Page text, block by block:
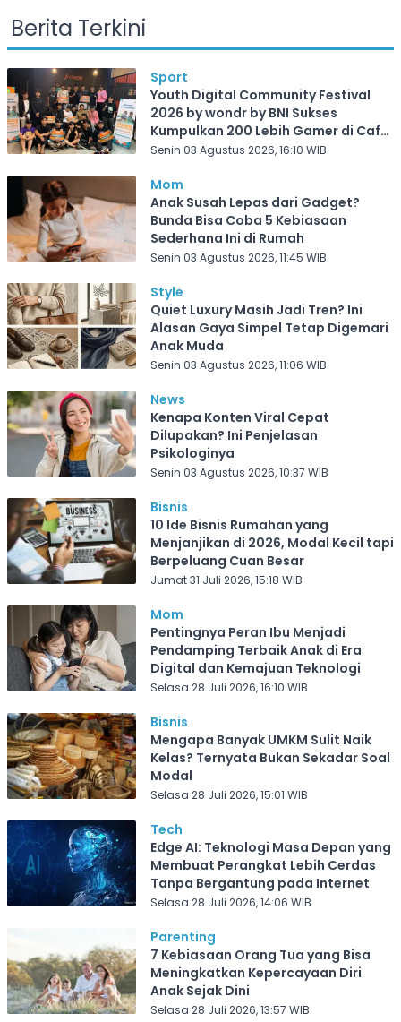
Berita Terkini
Sport
Youth Digital Community Festival
2026 by wondr by BNI Sukses
Kumpulkan 200 Lebih Gamer di Cafe
Frekuensi Depok
Senin 03 Agustus 2026, 16:10 WIB
Mom
Anak Susah Lepas dari Gadget?
Bunda Bisa Coba 5 Kebiasaan
Sederhana Ini di Rumah
Senin 03 Agustus 2026, 11:45 WIB
Style
Quiet Luxury Masih Jadi Tren? Ini
Alasan Gaya Simpel Tetap Digemari
Anak Muda
Senin 03 Agustus 2026, 11:06 WIB
News
Kenapa Konten Viral Cepat
Dilupakan? Ini Penjelasan
Psikologinya
Senin 03 Agustus 2026, 10:37 WIB
Bisnis
10 Ide Bisnis Rumahan yang
Menjanjikan di 2026, Modal Kecil tapi
Berpeluang Cuan Besar
Jumat 31 Juli 2026, 15:18 WIB
Mom
Pentingnya Peran Ibu Menjadi
Pendamping Terbaik Anak di Era
Digital dan Kemajuan Teknologi
Selasa 28 Juli 2026, 16:10 WIB
Bisnis
Mengapa Banyak UMKM Sulit Naik
Kelas? Ternyata Bukan Sekadar Soal
Modal
Selasa 28 Juli 2026, 15:01 WIB
Tech
Edge AI: Teknologi Masa Depan yang
Membuat Perangkat Lebih Cerdas
Tanpa Bergantung pada Internet
Selasa 28 Juli 2026, 14:06 WIB
Parenting
7 Kebiasaan Orang Tua yang Bisa
Meningkatkan Kepercayaan Diri
Anak Sejak Dini
Selasa 28 Juli 2026, 13:57 WIB